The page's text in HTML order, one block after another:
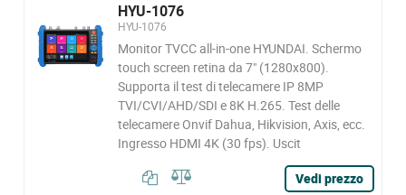
HYU-1076
HYU-1076
Monitor TVCC all-in-one HYUNDAI. Schermo
touch screen retina da 7" (1280x800).
Supporta il test di telecamere IP 8MP
TVI/CVI/AHD/SDI e 8K H.265. Test delle
telecamere Onvif Dahua, Hikvision, Axis, ecc.
Ingresso HDMI 4K (30 fps). Uscit
Vedi prezzo